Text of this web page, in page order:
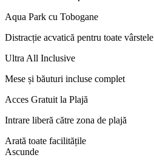
Aqua Park cu Tobogane
Distracție acvatică pentru toate vârstele
Ultra All Inclusive
Mese și băuturi incluse complet
Acces Gratuit la Plajă
Intrare liberă către zona de plajă
Arată toate facilitățile
Ascunde